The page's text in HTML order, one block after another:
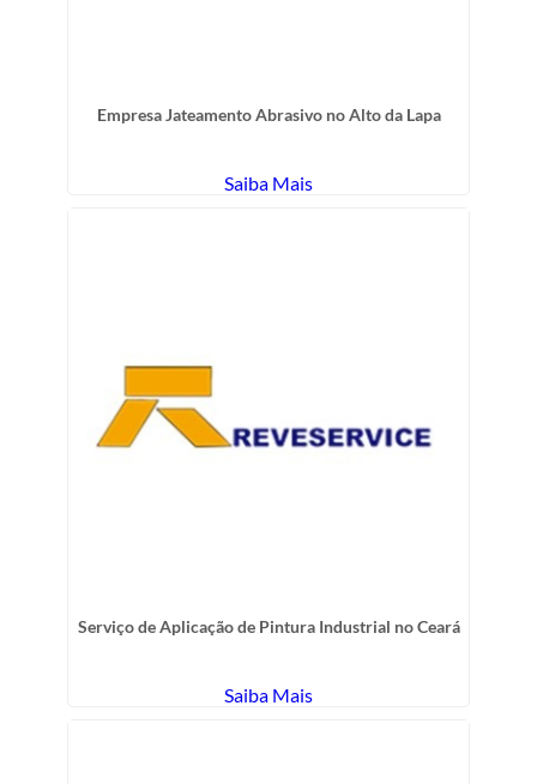
Empresa Jateamento Abrasivo no Alto da Lapa
Saiba Mais
Serviço de Aplicação de Pintura Industrial no Ceará
Saiba Mais